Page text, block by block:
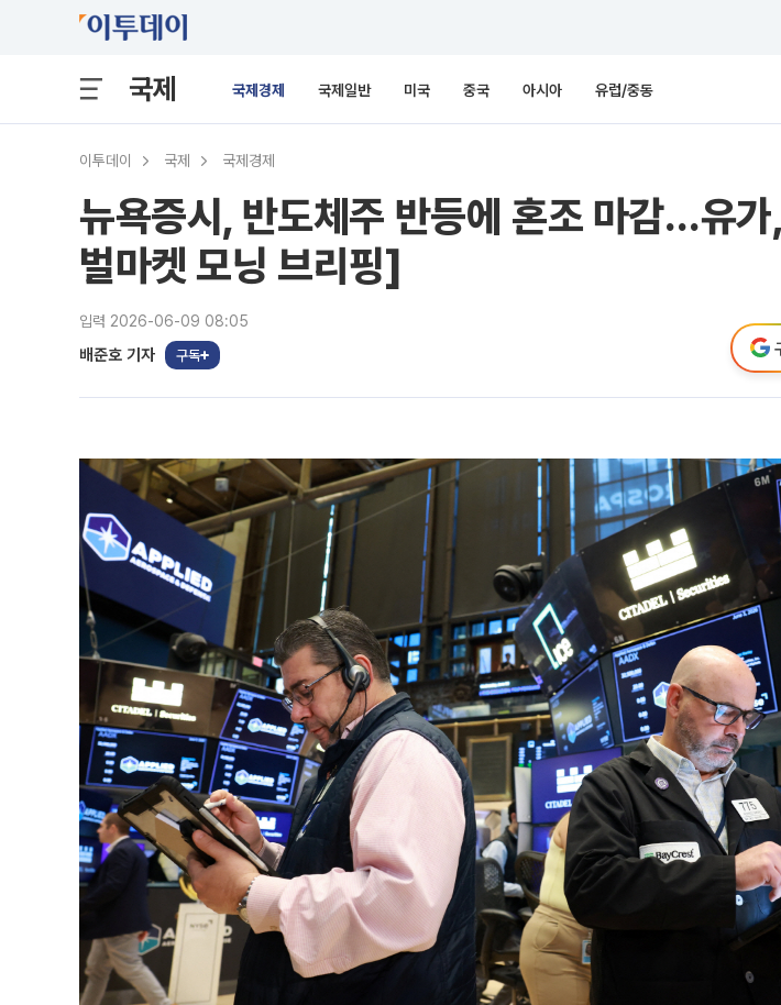
국제 국제경제 국제일반 미국 중국 아시아 유럽/중동
이투데이 국제 국제경제
뉴욕증시, 반도체주 반등에 혼조 마감…유
벌마켓 모닝 브리핑]
입력 2026-06-09 08:05
배준호 기자 구독